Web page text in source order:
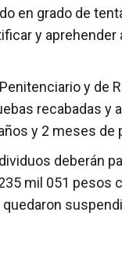
en grado de
y aprehender
y de
recabadas y
y 2 meses de
deberán
mil 051 pesos